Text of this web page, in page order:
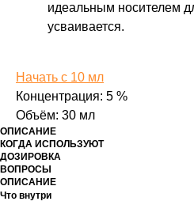
идеальным носителем
усваивается.
Начать с 10 мл
Концентрация: 5 %
Объём: 30 мл
ОПИСАНИЕ
КОГДА ИСПОЛЬЗУЮТ
ДОЗИРОВКА
ВОПРОСЫ
ОПИСАНИЕ
Что внутри